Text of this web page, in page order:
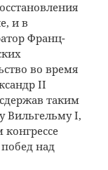
и в
Франц-
во время
II
таким
Вильгельму I,
конгрессе
над